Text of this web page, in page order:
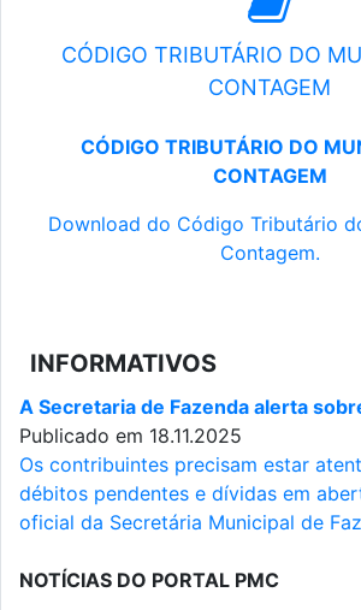
CÓDIGO TRIBUTÁRIO DO
CONTAGEM
CÓDIGO TRIBUTÁRIO DO
CONTAGEM
Download do Código Tributário
Contagem.
INFORMATIVOS
A Secretaria de Fazenda alerta
Publicado em 18.11.2025
Os contribuintes precisam estar
débitos pendentes e dívidas em
oficial da Secretária Municipal de
NOTÍCIAS DO PORTAL PMC